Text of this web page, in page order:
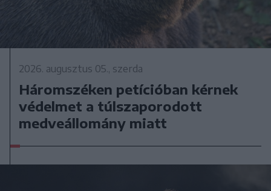
2026. augusztus 05., szerda
Háromszéken petícióban kérnek
védelmet a túlszaporodott
medveállomány miatt